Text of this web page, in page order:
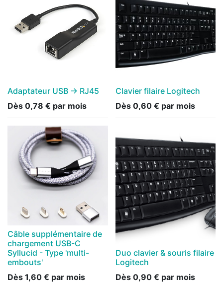
Adaptateur USB -> RJ45
Dès 0,78 € par mois
Clavier filaire Logitech
Dès 0,60€ par mois
Câble supplémentaire de
chargement USB-C
Syllucid - Type 'multi-
embouts'
Dès 1,60 € par mois
Duo clavier & souris filaire
Logitech
Dès 0,90€ par mois